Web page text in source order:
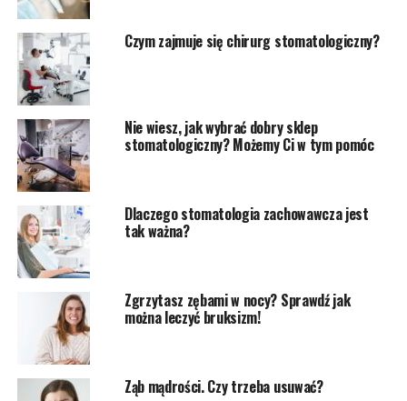
Czym zajmuje się chirurg stomatologiczny?
Nie wiesz, jak wybrać dobry sklep
stomatologiczny? Możemy Ci w tym pomóc
Dlaczego stomatologia zachowawcza jest
tak ważna?
Zgrzytasz zębami w nocy? Sprawdź jak
można leczyć bruksizm!
Ząb mądrości. Czy trzeba usuwać?